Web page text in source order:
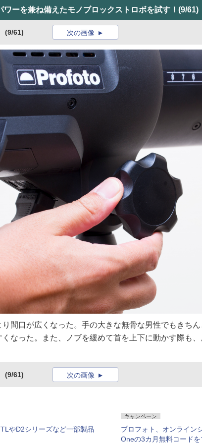
ワーを兼ね備えたモノブロックストロボを試す！ (9/61)
(9/61) 次の画像
間口が広くなった。手の大きな無骨な男性でもきち
なった。また、ノブを緩めて首を上下に動かす際も
(9/61) 次の画像
やD2シリーズなど一部製品
キャンペーン
プロフォト、オンライン
Oneの3カ月無料コードを